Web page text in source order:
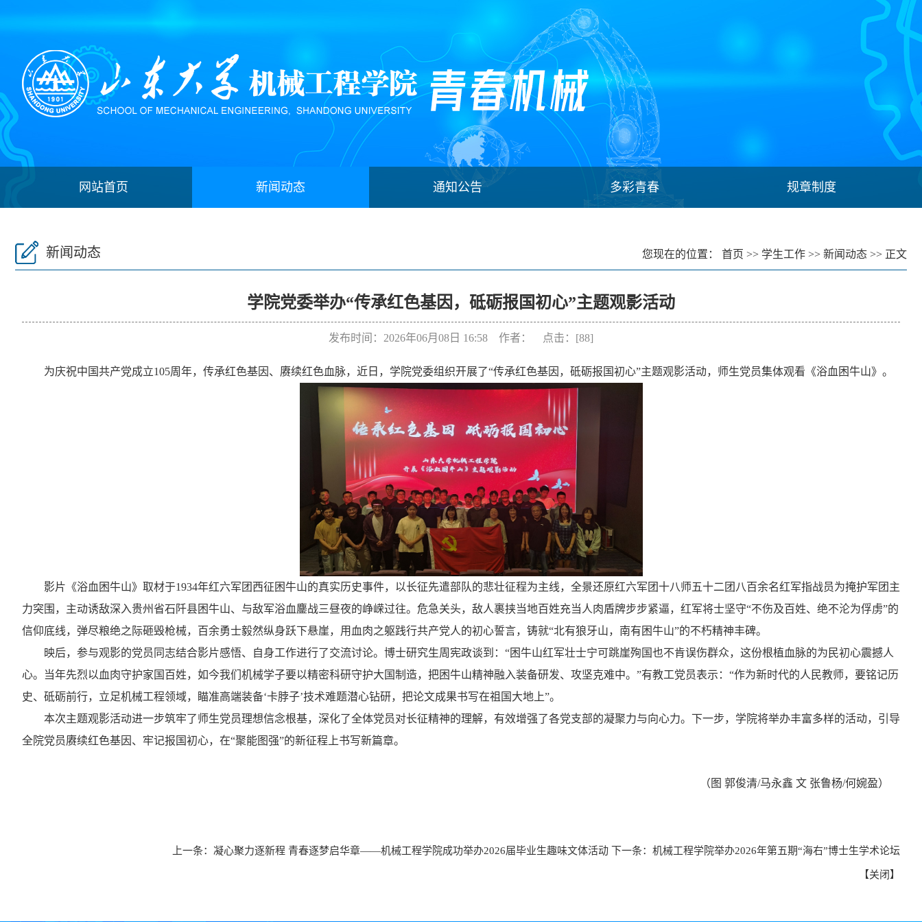
网站首页 新闻动态 通知公告 多彩青春 规章制度
新闻动态 您现在的位置： 首页 >> 学生工作 >> 新闻动态 >> 正文
学院党委举办“传承红色基因，砥砺报国初心”主题观影活动
发布时间：2026年06月08日 16:58 作者： 点击：[88]
为庆祝中国共产党成立105周年，传承红色基因、赓续红色血脉， 近日， 学院党委组织开展了“传承红色基因，砥砺报国初心”主题观影活动， 师生党员集体观看《浴血困牛山》。
影片《浴血困牛山》取材于1934年红六军团西征困牛山的真实历史事件，以长征先遣部队的悲壮征程为主线，全景还原红六军团十八师五十二团八百余名红军指战员为掩护军团主
力突围，主动诱敌深入贵州省石阡县困牛山、与敌军浴血鏖战三昼夜的峥嵘过往。危急关头，敌人裹挟当地百姓充当人肉盾牌步步紧逼，红军将士坚守“不伤及百姓、绝不沦为俘虏”的
信仰底线，弹尽粮绝之际砸毁枪械， 百余勇士毅然纵身跃下悬崖，用血肉之躯践行共产党人的初心誓言，铸就“北有狼牙山，南有困牛山”的不朽精神丰碑。
映后， 参与观影的党员 同志结合影片感悟、 自身工作进行了交流讨论。博士研究生周宪政谈到 ： “困牛山红军壮士宁可跳崖殉国也不肯误伤群众，这份根植血脉的为民初心震撼人
心。当年先烈以血肉守护家国百姓，如今我们机械学子要以精密科研守护大国制造，把困牛山精神融入装备研发、攻坚克难中。 ”有教工党员表示： “作为新时代的人民教师， 要铭记历
史、砥砺前行， 立足机械工程领域，瞄准高端装备‘卡脖子’技术难题潜心钻研，把论文成果书写在祖国大地上”。
本次主题观影活动进一步筑牢了师生党员理想信念根基，深化了全体党员对长征精神的理解，有效增强了各党支部的凝聚力与向心力。下一步， 学院将举办丰富多样的活动，引导
全院党员赓续红色基因、牢记报国初心， 在“聚能图强”的新征程上书写新篇章。
（图 郭俊清/马永鑫 文 张鲁杨/何婉盈）
上一条： 凝心聚力逐新程 青春逐梦启华章——机械工程学院成功举办2026届毕业生趣味文体活动 下一条： 机械工程学院举办2026年第五期“海右”博士生学术论坛
【关闭】